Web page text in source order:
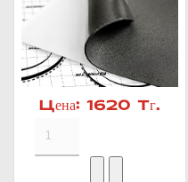
Цена: 1620 Тг.